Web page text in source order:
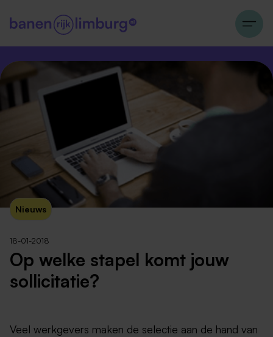
Nieuws
18-01-2018
Op welke stapel komt jouw
sollicitatie?
Veel werkgevers maken de selectie aan de hand van